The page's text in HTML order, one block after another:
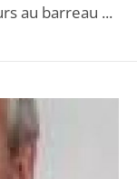
au barreau ...